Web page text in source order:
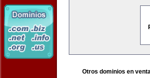
Otros dominios en